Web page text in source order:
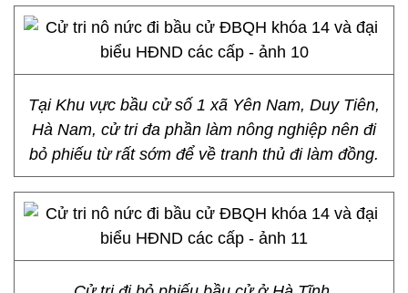
Tại Khu vực bầu cử số 1 xã Yên Nam, Duy Tiên,
Hà Nam, cử tri đa phần làm nông nghiệp nên đi
bỏ phiếu từ rất sớm để về tranh thủ đi làm đồng.